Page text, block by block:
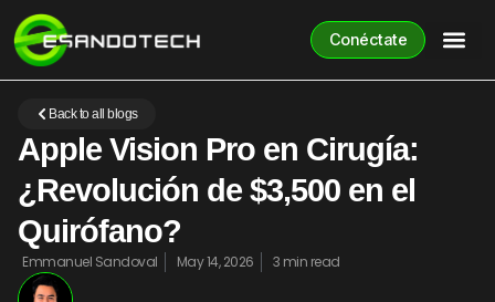
Conéctate
Back to all blogs
Apple Vision Pro en Cirugía:
¿Revolución de $3,500 en el
Quirófano?
Emmanuel Sandoval May 14, 2026 3 min read